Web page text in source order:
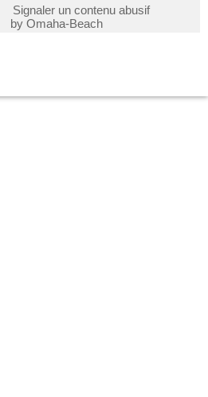
Signaler un contenu abusif
by Omaha-Beach